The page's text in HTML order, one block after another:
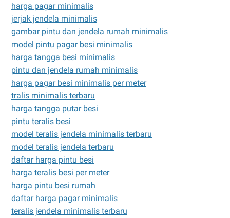
harga pagar minimalis
jerjak jendela minimalis
gambar pintu dan jendela rumah minimalis
model pintu pagar besi minimalis
harga tangga besi minimalis
pintu dan jendela rumah minimalis
harga pagar besi minimalis per meter
tralis minimalis terbaru
harga tangga putar besi
pintu teralis besi
model teralis jendela minimalis terbaru
model teralis jendela terbaru
daftar harga pintu besi
harga teralis besi per meter
harga pintu besi rumah
daftar harga pagar minimalis
teralis jendela minimalis terbaru